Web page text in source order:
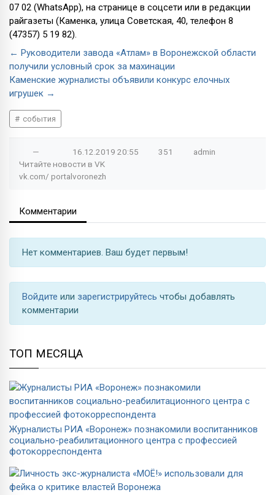
07 02 (WhatsApp), на странице в соцсети или в редакции
райгазеты (Каменка, улица Советская, 40, телефон 8
(47357) 5 19 82).
← Руководители завода «Атлам» в Воронежской области
получили условный срок за махинации
Каменские журналисты объявили конкурс елочных
игрушек →
события
— 16.12.2019 20:55 351
admin
Читайте новости в VK
vk.com/ portalvoronezh
Комментарии
Нет комментариев. Ваш будет первым!
Войдите или зарегистрируйтесь чтобы добавлять
комментарии
ТОП МЕСЯЦА
Журналисты РИА «Воронеж» познакомили воспитанников
социально-реабилитационного центра с профессией
фотокорреспондента